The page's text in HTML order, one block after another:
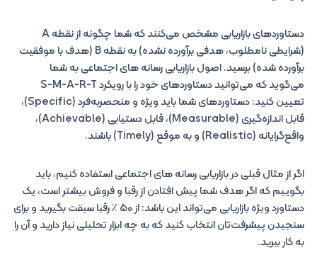
دستاوردهای بازاریابی مشخص می‌کنند که شما چگونه از نقطه A
(شرایطی نامطلوب، هدفی برآورده نشده) به نقطه B (هدف با موفقیت
برآورده شده) برسید. اصول بازاریابی رسانه های اجتماعی به شما
می‌گوید که می‌توانید دستاوردهای خود را با رویکرد S-M-A-R-T
تعیین کنید: دستاوردهای شما باید ویژه و منحصربه‌فرد (Specific)،
قابل اندازه‌گیری (Measurable)، قابل دستیابی (Achievable)،
واقع‌گرایانه (Realistic) و به موقع (Timely) باشند.
اگر از مثال قبلی در بازاریابی رسانه های اجتماعی استفاده کنیم، باید
بگوییم که اگر هدف شما پیش افتادن از رقبا و فروش بیشتر است، یک
دستاورد ویژه بازاریابی می‌تواند این باشد: از ۵۰ ٪ رقبا سبقت بگیرید و برای
سنجیدن پیشرفت‌تان انتخاب کنید که به چه ابزار تحلیلی نیاز دارید و آن را
به کار ببرید.